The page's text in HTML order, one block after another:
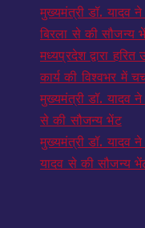
मुख्यमंत्री डॉ. यादव
बिरला से की सौजन्य
मध्यप्रदेश द्वारा
कार्य की विश्वभर में
मुख्यमंत्री डॉ. यादव
से की सौजन्य भेंट
मुख्यमंत्री डॉ. यादव
यादव से की सौजन्य